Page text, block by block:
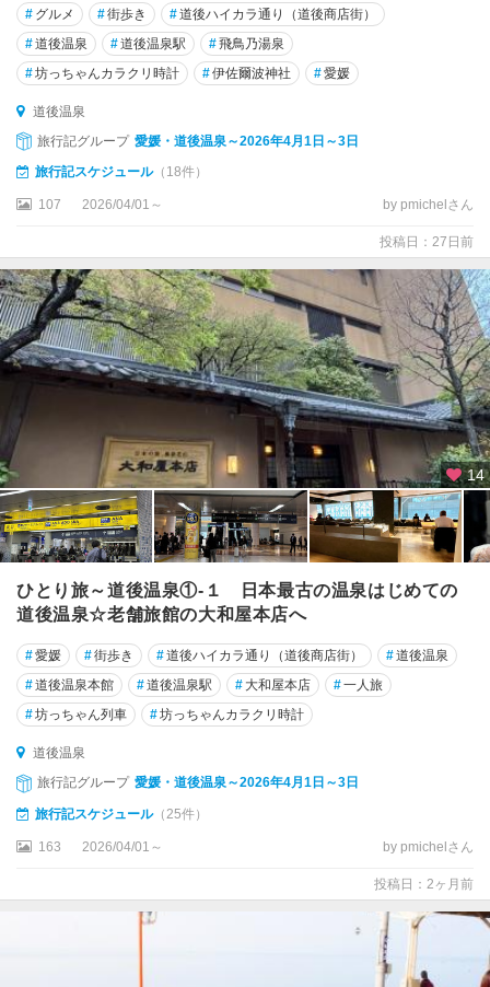
# グルメ #街歩き #道後ハイカラ通り（道後商店街）
#道後温泉 #道後温泉駅 #飛鳥乃湯泉
#坊っちゃんカラクリ時計 #伊佐爾波神社 #愛媛
道後温泉
旅行記グループ 愛媛・道後温泉～2026年4月1日～3日
旅行記スケジュール（18件）
107 2026/04/01～ by pmichelさん
投稿日：27日前
14
ひとり旅～道後温泉①‐１ 日本最古の温泉はじめての
道後温泉☆老舗旅館の大和屋本店へ
#愛媛 #街歩き #道後ハイカラ通り（道後商店街） #道後温泉
#道後温泉本館 #道後温泉駅 # 大和屋本店 #一人旅
#坊っちゃん列車 #坊っちゃんカラクリ時計
道後温泉
旅行記グループ 愛媛・道後温泉～2026年4月1日～3日
旅行記スケジュール（25件）
163 2026/04/01～ by pmichelさん
投稿日：2ヶ月前